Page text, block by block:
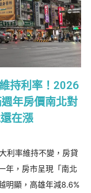
持利率！2026
年房價南北對
在漲
利率維持不變，房貸
年，房市呈現「南北
明顯，高雄年減8.6%